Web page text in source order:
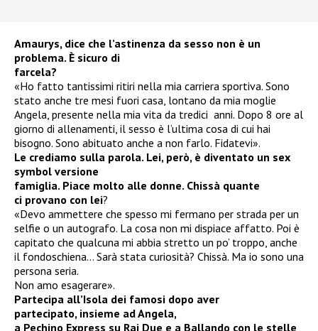
Amaurys, dice che l’astinenza da sesso non è un
problema. È sicuro di
farcela?
«Ho fatto tantissimi ritiri nella mia carriera sportiva. Sono
stato anche tre mesi fuori casa, lontano da mia moglie
Angela, presente nella mia vita da tredici anni. Dopo 8 ore al
giorno di allenamenti, il sesso è l’ultima cosa di cui hai
bisogno. Sono abituato anche a non farlo. Fidatevi».
Le crediamo sulla parola. Lei, però, è diventato un sex
symbol versione
famiglia. Piace molto alle donne. Chissà quante
ci provano con lei?
«Devo ammettere che spesso mi fermano per strada per un
selfie o un autografo. La cosa non mi dispiace affatto. Poi è
capitato che qualcuna mi abbia stretto un po’ troppo, anche
il fondoschiena… Sarà stata curiosità? Chissà. Ma io sono una
persona seria.
Non amo esagerare».
Partecipa all’Isola dei famosi dopo aver
partecipato, insieme ad Angela,
a Pechino Express su Rai Due e a Ballando con le stelle